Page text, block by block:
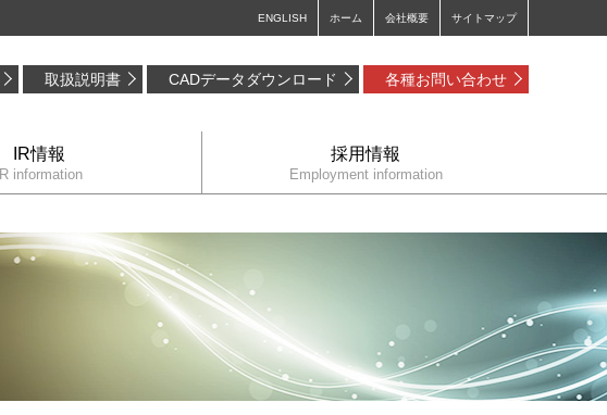
ENGLISH ホーム 会社概要 サイトマップ
取扱説明書 CADデータダウンロード 各種お問い合わせ
IR情報
IR information
採用情報
Employment information